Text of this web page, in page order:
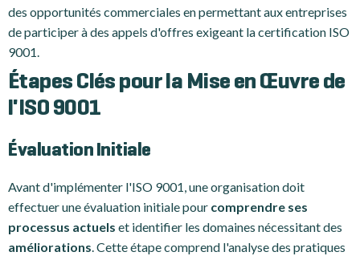
des opportunités commerciales en permettant aux entreprises
de participer à des appels d'offres exigeant la certification ISO
9001.
Étapes Clés pour la Mise en Œuvre de
l'ISO 9001
Évaluation Initiale
Avant d'implémenter l'ISO 9001, une organisation doit
effectuer une évaluation initiale pour comprendre ses
processus actuels et identifier les domaines nécessitant des
améliorations . Cette étape comprend l'analyse des pratiques